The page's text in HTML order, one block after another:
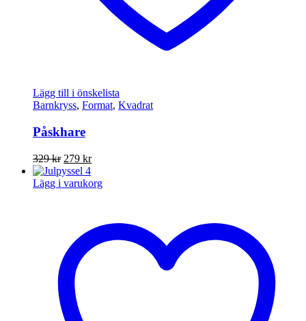
Lägg till i önskelista
Barnkryss, Format, Kvadrat
Påskhare
329kr Det
ursprungliga
priset
279 krDet
priset
Lägg i varukorg